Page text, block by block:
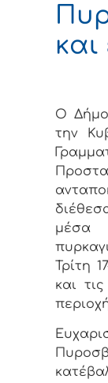
και
Ο
την
μέσα
Τρίτη
και